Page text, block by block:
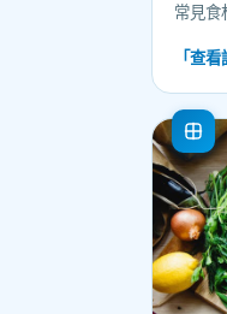
常見食
「查